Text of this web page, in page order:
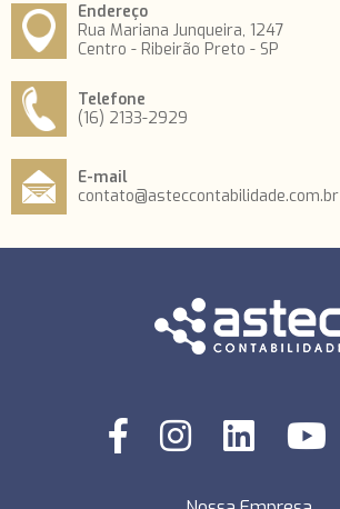
Endereço
Rua Mariana Junqueira, 1247
Centro - Ribeirão Preto - SP
Telefone
(16) 2133-2929
E-mail
contato@asteccontabilidade.com.br